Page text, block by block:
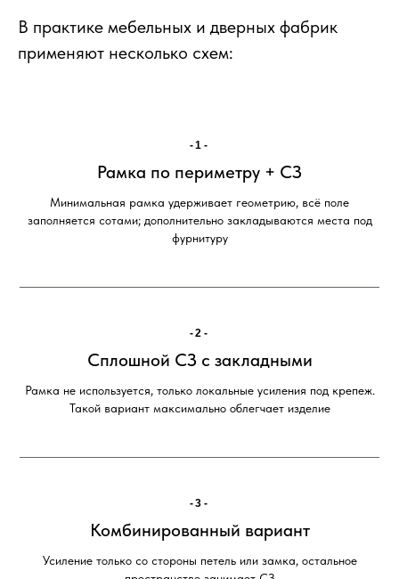
В практике мебельных и дверных фабрик
применяют несколько схем:
-1-
Рамка по периметру + СЗ
Минимальная рамка удерживает геометрию, всё поле
заполняется сотами; дополнительно закладываются места под
фурнитуру
-2-
Сплошной СЗ с закладными
Рамка не используется, только локальные усиления под крепеж.
Такой вариант максимально облегчает изделие
-3-
Комбинированный вариант
Усиление только со стороны петель или замка, остальное